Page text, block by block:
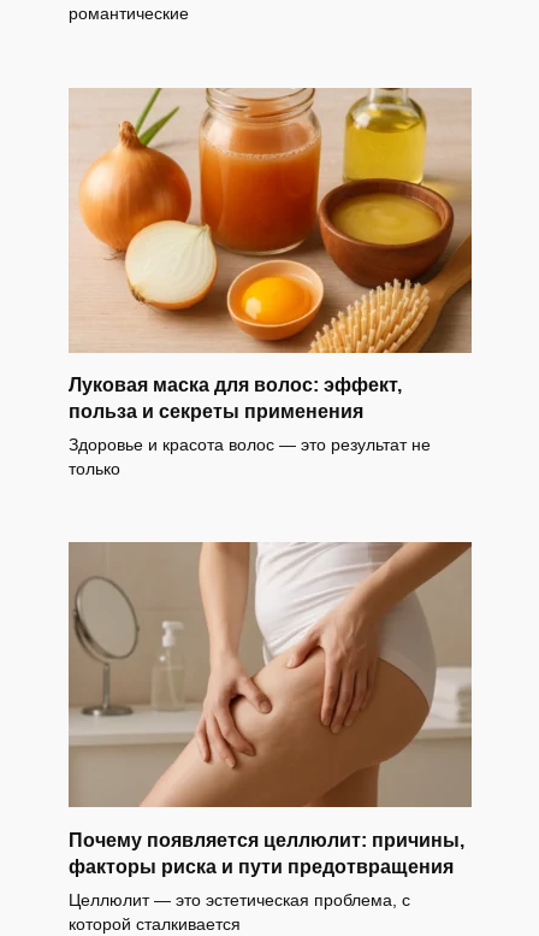
романтические
Луковая маска для волос: эффект,
польза и секреты применения
Здоровье и красота волос — это результат не
только
Почему появляется целлюлит: причины,
факторы риска и пути предотвращения
Целлюлит — это эстетическая проблема, с
которой сталкивается